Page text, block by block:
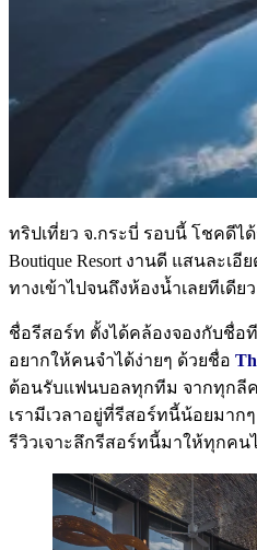
ทริปเที่ยว จ.กระบี่ รอบนี้ โชคดีไ
Boutique Resort งานดี แสนละเ
ทางเข้าไปจนถึงห้องน้ำเลยทีเดีย
ชื่อรีสอร์ท ตั้งได้คล้องจองกับชื่อ
อยากให้คนจำได้ง่ายๆ ด้วยชื่อ
ต้อนรับแฟนบอลทุกทีม จากทุกลีค
เรามีเวลาอยู่ที่รีสอร์ทนี้น้อยมาก
รีวิวเจาะลึกรีสอร์ทนี้มาให้ทุกคน